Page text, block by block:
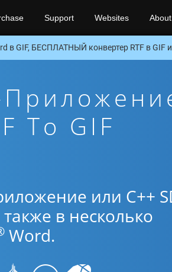
Support Websites About
в GIF, БЕСПЛАТНЫЙ конвертер RTF в GIF
To GIF
или C++
в несколько
Word.